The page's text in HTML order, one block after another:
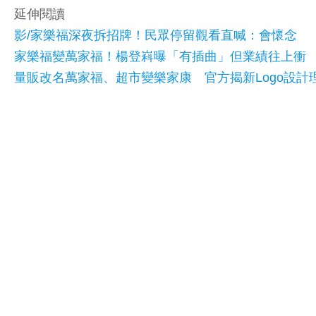
延伸閱讀
影/家樂福深夜拆招牌！民眾停留觀看直喊：會懷念
家樂福變萬家福！楊登嵙曝「有插曲」但業績往上衝
量販改名萬家福、超市變樂家康 官方揭新Logo設計